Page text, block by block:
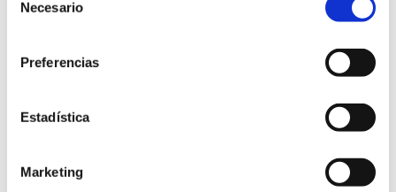
Necesario
Preferencias
Estadística
Marketing